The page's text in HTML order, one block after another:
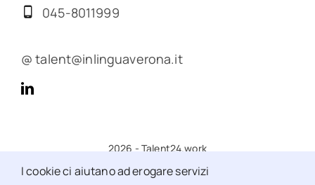
045-8011999
@ talent@inlinguaverona.it
2026 - Talent24.work
I cookie ci aiutano ad erogare servizi